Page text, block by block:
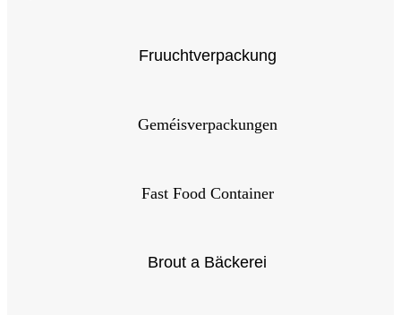
Fruuchtverpackung
Geméisverpackungen
Fast Food Container
Brout a Bäckerei